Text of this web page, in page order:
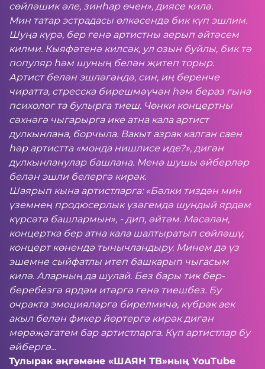
сөйләшик әле, зинһар өчен», диясе килә.
Мин татар эстрадасы өлкәсендә бик күп эшлим.
Шуңа күрә, бер генә артистны аерып әйтәсем
килми. Кыяфәтенә килсәк, ул озын буйлы, бик тә
популяр һәм шуның белән җитеп торыр.
Артист белән эшләгәндә, син, иң беренче
чиратта, стресска бирешмәүчән һәм бераз гына
психолог та булырга тиеш. Чөнки концертны
сәхнәгә чыгарырга ике атна кала артист
дулкынлана, борчыла. Вакыт азрак калган саен
һәр артистта «монда нишлисе иде?», дигән
дулкынланулар башлана. Менә шушы әйберләр
белән эшли белергә кирәк.
Шаярып кына артистларга: «Бәлки тиздән мин
үземнең продюсерлык үзәгемдә шундый ярдәм
күрсәтә башлармын», - дип, әйтәм. Мәсәлән,
концертка бер атна кала шалтыратып сөйләшү,
концерт көнендә тынычландыру. Минем дә үз
эшемне сыйфатлы итеп башкарып чыгасым
килә. Аларның да шулай. Без бары тик бер-
беребезгә ярдәм итәргә генә тиешбез. Бу
очракта эмоцияләргә бирелмичә, күбрәк аек
акыл белән фикер йөртергә кирәк дигән
мөрәҗәгатем бар артистларга. Күп артистлар бу
әйбергә...
Тулырак әңгәмәне «ШАЯН ТВ»ның YouTube